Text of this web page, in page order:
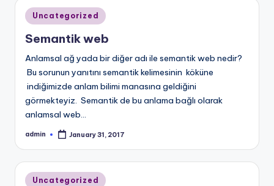
Posted
in
Uncategorized
Semantik web
Anlamsal ağ yada bir diğer adı ile semantik web nedir?
Bu sorunun yanıtını semantik kelimesinin köküne
indiğimizde anlam bilimi manasına geldiğini
görmekteyiz. Semantik de bu anlama bağlı olarak
anlamsal web…
Posted
admin January 31, 2017
Posted
Uncategorized